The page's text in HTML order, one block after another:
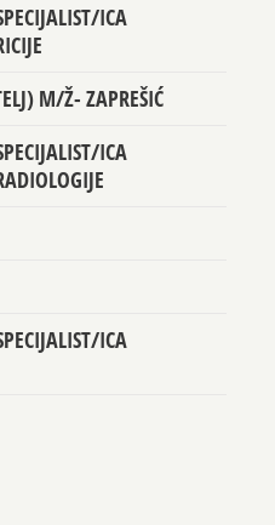
ICA
M/Ž- ZAPREŠIĆ
ICA
ICA